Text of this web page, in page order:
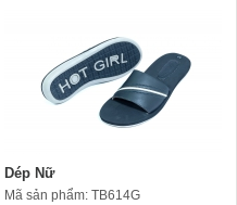
Dép Nữ
Mã sản phẩm: TB614G